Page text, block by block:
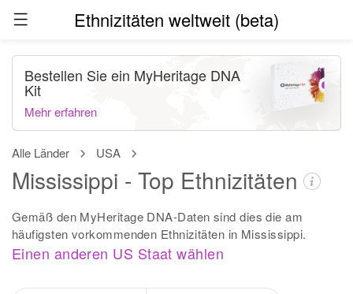
Ethnizitäten weltweit (beta)
Alle Länder USA
Mississippi - Top Ethnizitäten
Gemäß den MyHeritage DNA-Daten sind dies die am
häufigsten vorkommenden Ethnizitäten in Mississippi.
Einen anderen US Staat wählen
Bestellen Sie ein MyHeritage DNA
Kit
Mehr erfahren